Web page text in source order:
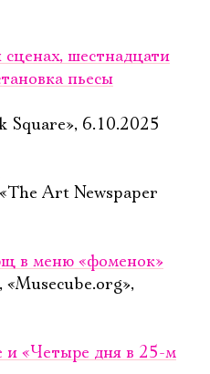
шестнадцати
пьесы
Square», 6.10.2025
Art Newspaper
в меню «фоменок»
«Musecube.org»,
и «Четыре дня в 25-м